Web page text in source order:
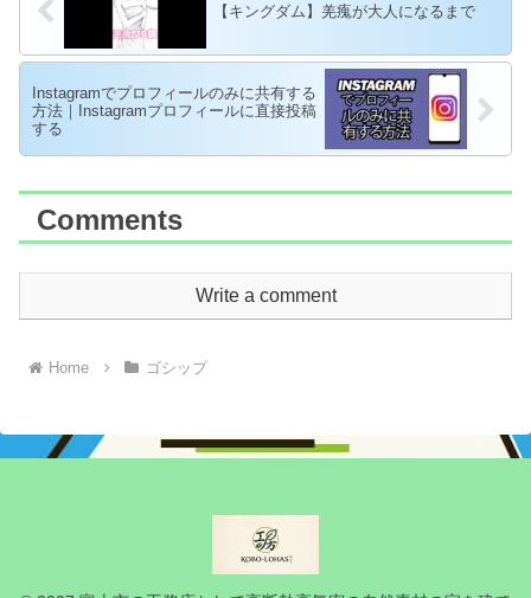
【キングダム】羌瘣が大人になるまで
Instagramでプロフィールのみに共有する
方法｜Instagramプロフィールに直接投稿
する
Comments
Write a comment
Home ゴシップ